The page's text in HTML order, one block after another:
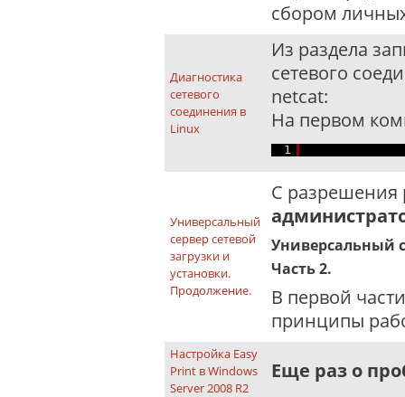
сбором
Диагностика
сетевого
соединения в
Linux
Из раздела
сетевого
netcat:
На первом
1
Универсальный
сервер сетевой
загрузки и
установки.
Продолжение.
С разрешения
Универсальный
Часть 2.
В первой
принципы
Настройка Easy
Print в Windows
Server 2008 R2
Еще раз о